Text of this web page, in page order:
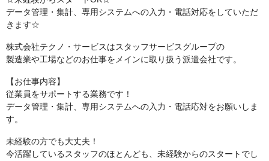
データ管理・集計、専用システムへの入力・電話対応をしていただ
きます☆
株式会社テクノ・サービスはスタッフサービスグループの
製造業や工場などのお仕事をメインに取り扱う派遣会社です。
【お仕事内容】
従業員をサポートする業務です！
データ管理・集計、専用システムへの入力・電話応対をお願いしま
す。
未経験の方でも大丈夫！
今活躍しているスタッフのほとんども、未経験からのスタートでし